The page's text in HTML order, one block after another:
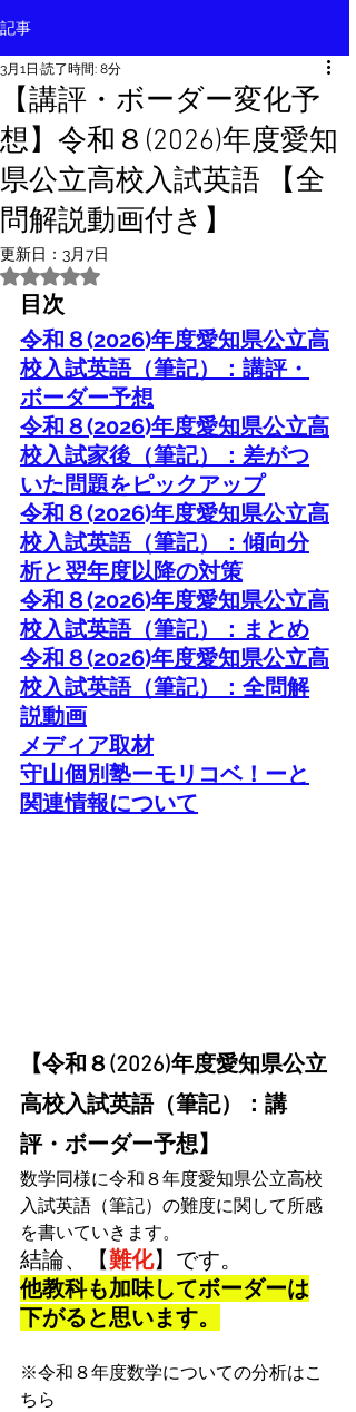
記事
【講評・ボーダー変化予
想】令和８(2026)年度愛知
県公立高校入試英語 【全
問解説動画付き】
3月1日 読了時間: 8分
更新日： 3月7日
5つ星のうちNaNと評価されています。
目次
令和８(2026)年度愛知県公立高
校入試英語（筆記）：講評・
ボーダー予想
令和 ８(2026)年度愛知県公立高
校入試家後 （筆記）
：差がつ
いた問題をピックアップ
令和 ８(2026)年度愛知県公立高
校入試英語（筆記）
：傾向分
析と翌年度以降の対策
令和 ８(2026)年度愛知県公立高
校入試英語（筆記）：まとめ
令和 ８(2026)年度愛知県公立高
校入試英語（筆記）：全問解
説動画
メディア取材
守山個別塾ーモリコベ！ーと
関連情報について
【令和８(2026)年度愛知県公立
高校入試英語（筆記）：講
評・ボーダー予想】
数学同様に令和８年度愛知県公立高校
入試英語（筆記）の難度に関して所感
を書いていきます。
結論、【難化】です。
他教科も加味してボーダーは
下がると思います。
※令和８年度数学についての分析はこ
ちら